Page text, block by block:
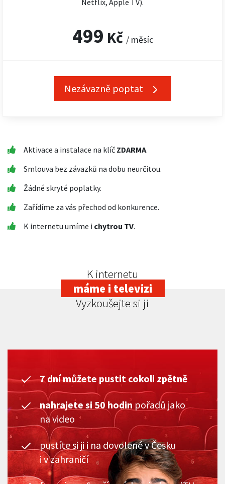
Netflix, Apple TV).
499 Kč / měsíc
Nezávazně poptat
Aktivace a instalace na klíč ZDARMA.
Smlouva bez závazků na dobu neurčitou.
Žádné skryté poplatky.
Zařídíme za vás přechod od konkurence.
K internetu umíme i chytrou TV.
K internetu
máme i televizi
Vyzkoušejte si ji
7 dní můžete pustit cokoli zpětně
nahrajete si 50 hodin pořadů jako
na video
pustíte si ji i na dovolené v Česku
i v zahraničí